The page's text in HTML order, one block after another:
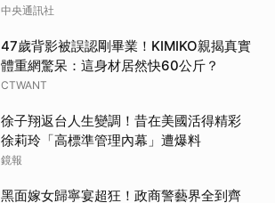
中央通訊社
47歲背影被誤認剛畢業！KIMIKO親揭真實
體重網驚呆：這身材居然快60公斤？
CTWANT
徐子翔返台人生變調！昔在美國活得精彩
徐莉玲「高標準管理內幕」遭爆料
鏡報
黑面嫁女歸寧宴超狂！政商警藝界全到齊